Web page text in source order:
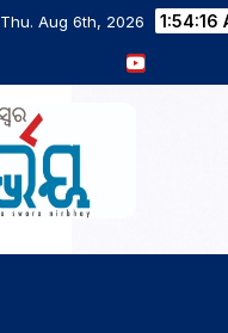
Thu. Aug 6th, 2026 1:54:17